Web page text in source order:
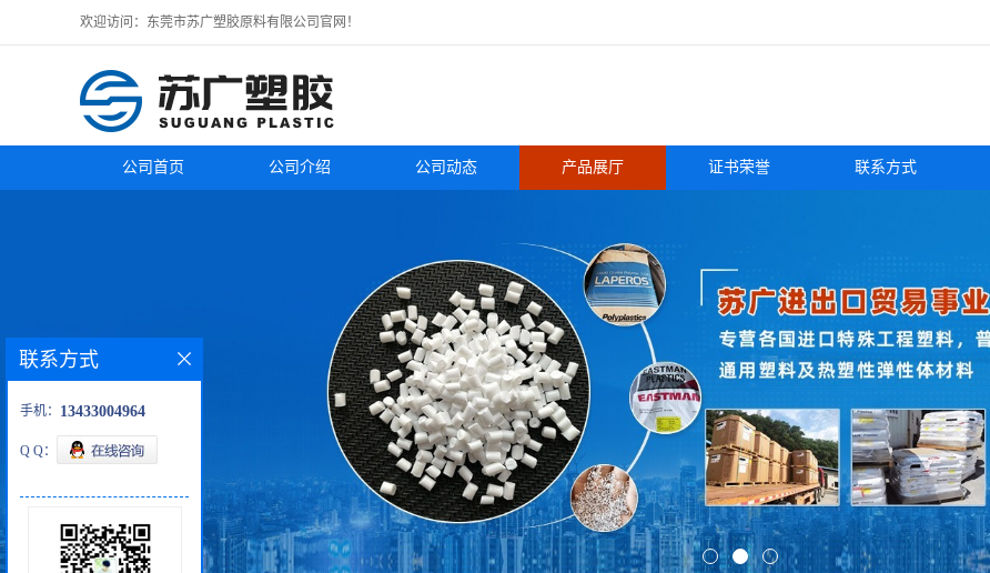
欢迎访问：东莞市苏广塑胶原料有限公司官网！
公司首页 公司介绍 公司动态 产品展厅 证书荣誉 联系方式
联系方式
手机： 13433004964
Q Q：